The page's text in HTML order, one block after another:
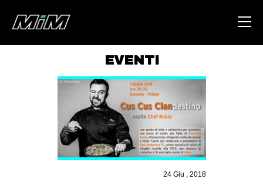
ABOUT
AREA
DEGENERAZIONE
EVENTI
24 Giu , 2018